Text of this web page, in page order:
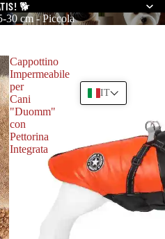
🐕
30 cm - Piccola
Cappottino
Impermeabile
per
Cani
"Duomm"
con
Pettorina
Integrata
IT